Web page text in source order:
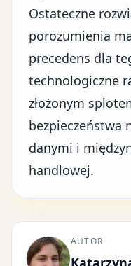
Ostateczne
porozumienia
precedens dla
technologiczne
złożonym
bezpieczeństwa
danymi i
handlowej.
AUTOR